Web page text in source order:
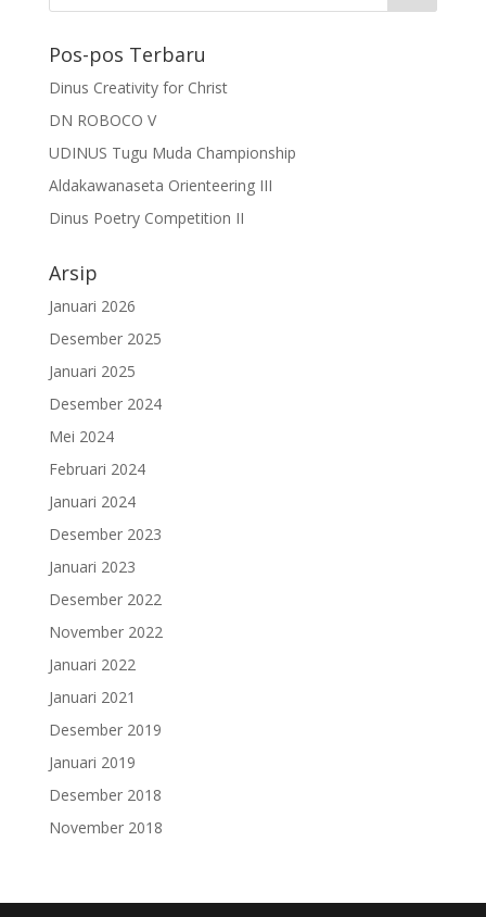
Pos-pos Terbaru
Dinus Creativity for Christ
DN ROBOCO V
UDINUS Tugu Muda Championship
Aldakawanaseta Orienteering III
Dinus Poetry Competition II
Arsip
Januari 2026
Desember 2025
Januari 2025
Desember 2024
Mei 2024
Februari 2024
Januari 2024
Desember 2023
Januari 2023
Desember 2022
November 2022
Januari 2022
Januari 2021
Desember 2019
Januari 2019
Desember 2018
November 2018